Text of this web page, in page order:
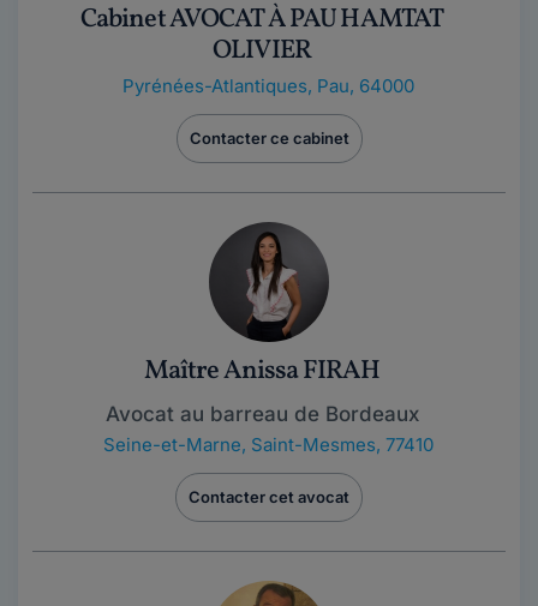
Cabinet AVOCAT À PAU HAMTAT
OLIVIER
Pyrénées-Atlantiques, Pau, 64000
Contacter ce cabinet
Maître Anissa FIRAH
Avocat au barreau de Bordeaux
Seine-et-Marne, Saint-Mesmes, 77410
Contacter cet avocat